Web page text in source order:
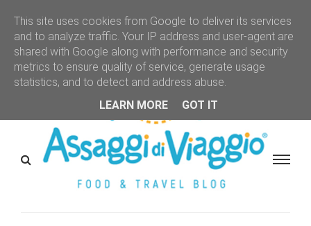
This site uses cookies from Google to deliver its services
and to analyze traffic. Your IP address and user-agent are
shared with Google along with performance and security
metrics to ensure quality of service, generate usage
statistics, and to detect and address abuse.
LEARN MORE
GOT IT